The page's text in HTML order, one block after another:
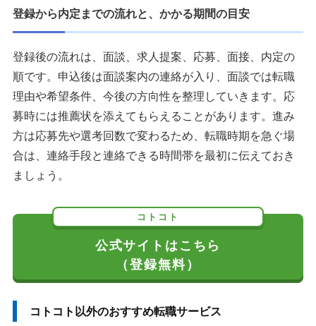
登録から内定までの流れと、かかる期間の目安
登録後の流れは、面談、求人提案、応募、面接、内定の
順です。申込後は面談案内の連絡が入り、面談では転職
理由や希望条件、今後の方向性を整理していきます。応
募時には推薦状を添えてもらえることがあります。進み
方は応募先や選考回数で変わるため、転職時期を急ぐ場
合は、連絡手段と連絡できる時間帯を最初に伝えておき
ましょう。
コトコト
公式サイトはこちら
（登録無料）
コトコト以外のおすすめ転職サービス